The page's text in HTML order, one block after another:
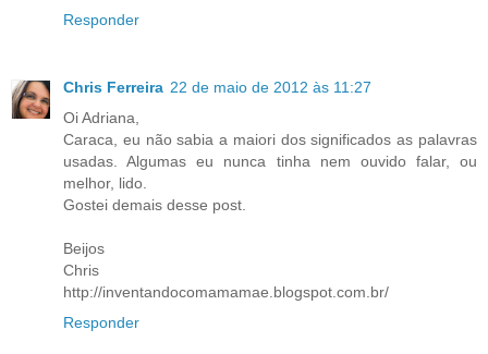
Responder
Chris Ferreira 22 de maio de 2012 às 11:27
Oi Adriana,
Caraca, eu não sabia a maiori dos significados as palavras
usadas. Algumas eu nunca tinha nem ouvido falar, ou
melhor, lido.
Gostei demais desse post.
Beijos
Chris
http://inventandocomamamae.blogspot.com.br/
Responder